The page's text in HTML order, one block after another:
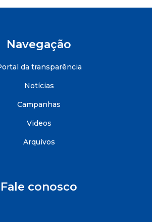
Navegação
da transparência
Notícias
Campanhas
Videos
Arquivos
Fale conosco